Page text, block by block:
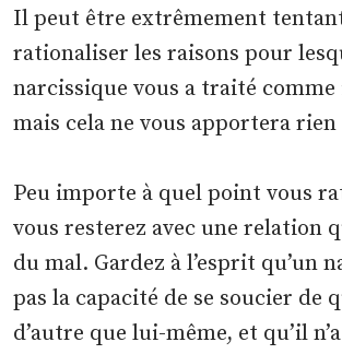
Il peut être extrêmement tentant
rationaliser les raisons pour
narcissique vous a traité comme
mais cela ne vous apportera rien
Peu importe à quel point vous
vous resterez avec une relation
du mal. Gardez à l’esprit qu’un
pas la capacité de se soucier de
d’autre que lui-même, et qu’il